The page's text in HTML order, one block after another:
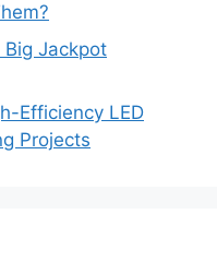
Big Jackpot
Efficiency LED
Projects